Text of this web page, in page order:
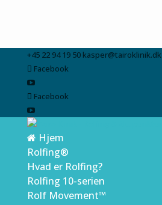
+45 22 94 19 50 kasper@tairoklinik.dk
Facebook
Facebook
Hjem
Rolfing®
Hvad er Rolfing?
Rolfing 10-serien
Rolf Movement™